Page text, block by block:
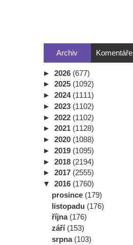
Archiv Komentáře
► 2026 (677)
► 2025 (1092)
► 2024 (1111)
► 2023 (1102)
► 2022 (1102)
► 2021 (1128)
► 2020 (1088)
► 2019 (1095)
► 2018 (2194)
► 2017 (2555)
▼ 2016 (1760)
prosince (179)
listopadu (176)
října (176)
září (153)
srpna (103)